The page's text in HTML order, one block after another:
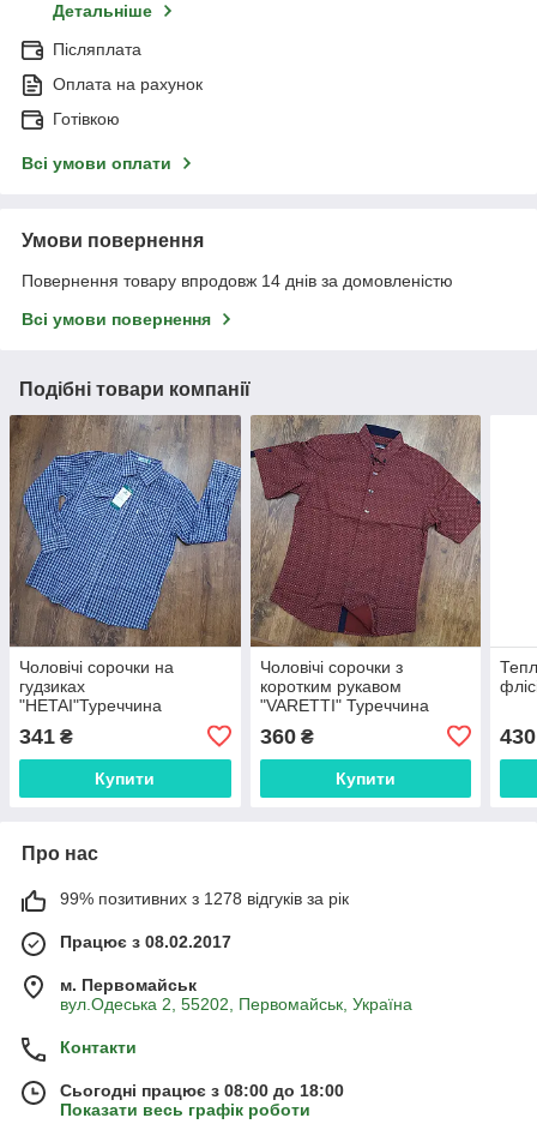
Детальніше
Післяплата
Оплата на рахунок
Готівкою
Всі умови оплати
Умови повернення
Повернення товару впродовж 14 днів за домовленістю
Всі умови повернення
Подібні товари компанії
Чоловічі сорочки на
гудзиках
"HETAI"Туреччина
341 ₴
Купити
Чоловічі сорочки з
коротким рукавом
"VARETTI" Туреччина
360₴
Купити
430
Про нас
99% позитивних з 1278 відгуків за рік
Працює з 08.02.2017
м. Первомайськ
вул.Одеська 2, 55202, Первомайськ, Україна
Контакти
Сьогодні працює з 08:00 до 18:00
Показати весь графік роботи